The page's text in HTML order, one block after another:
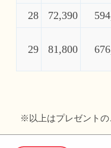
28 72,390
29 81,800
※以上はプレゼントの